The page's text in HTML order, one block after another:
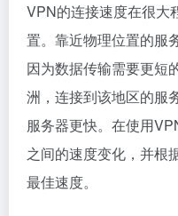
VPN的连接速度在很大
置。靠近物理位置的服
因为数据传输需要更短
洲，连接到该地区的服
服务器更快。在使用
之间的速度变化，并根
最佳速度。